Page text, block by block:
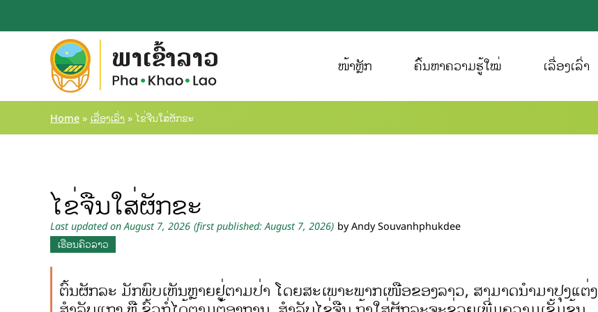
ໜ້າຫຼັກ ຄົ້ນຫາຄວາມຮູ້ໃໝ່ ເລື່ອງເລົ່າ
Home » ເລື່ອງເລົ່າ » ໄຂ່ຈືນໃສ່ຜັກຂະ
ໄຂ່ຈືນໃສ່ຜັກຂະ
Last updated on August 7, 2026 (first published: August 7, 2026) by Andy Souvanhphukdee
ເຮືອນຄົວລາວ
ຕົ້ນຜັກລະ ມັກພົບເຫັນຫຼາຍຢູ່ຕາມປ່າ ໂດຍສະເພາະພາກເໜືອຂອງລາວ, ສາມາດນຳມາປຸງແຕ່ງ